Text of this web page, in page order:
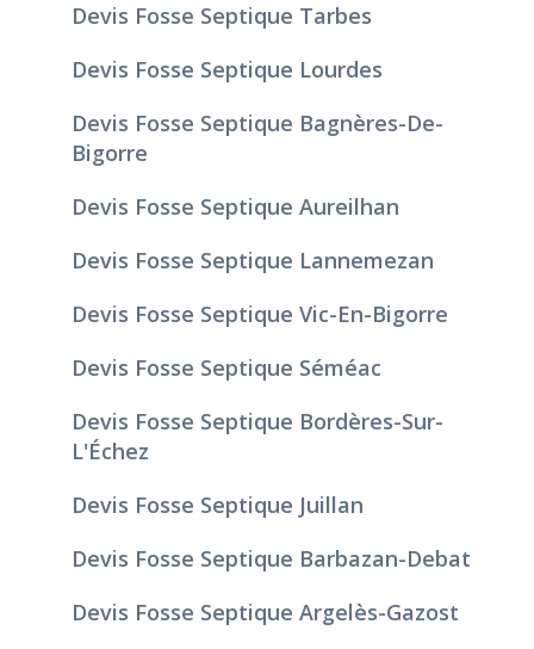
Devis Fosse Septique Tarbes
Devis Fosse Septique Lourdes
Devis Fosse Septique Bagnères-De-
Bigorre
Devis Fosse Septique Aureilhan
Devis Fosse Septique Lannemezan
Devis Fosse Septique Vic-En-Bigorre
Devis Fosse Septique Séméac
Devis Fosse Septique Bordères-Sur-
L'Échez
Devis Fosse Septique Juillan
Devis Fosse Septique Barbazan-Debat
Devis Fosse Septique Argelès-Gazost